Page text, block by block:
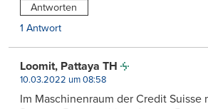
Antworten
1 Antwort
Loomit, Pattaya TH
10.03.2022 um 08:58
Im Maschinenraum der Credit Suisse